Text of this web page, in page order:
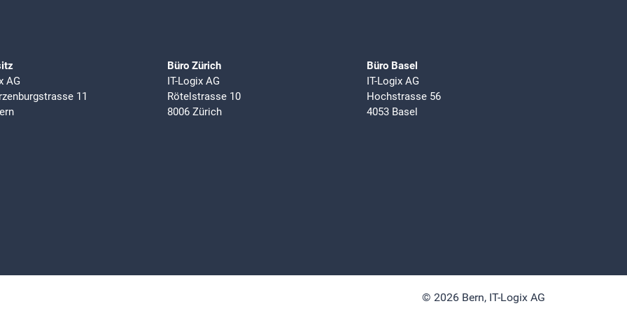
AG
11
Büro Zürich
IT-Logix AG
Rötelstrasse 10
8006 Zürich
Büro Basel
IT-Logix AG
Hochstrasse 56
4053 Basel
© 2026 Bern, IT-Logix AG